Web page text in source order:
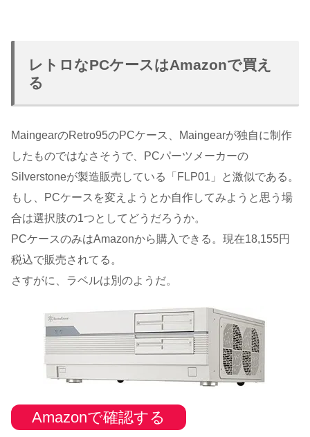
レトロなPCケースはAmazonで買え
る
MaingearのRetro95のPCケース、Maingearが独自に制作
したものではなさそうで、PCパーツメーカーの
Silverstoneが製造販売している「FLP01」と激似である。
もし、PCケースを変えようとか自作してみようと思う場
合は選択肢の1つとしてどうだろうか。
PCケースのみはAmazonから購入できる。現在18,155円
税込で販売されてる。
さすがに、ラベルは別のようだ。
Amazonで確認する